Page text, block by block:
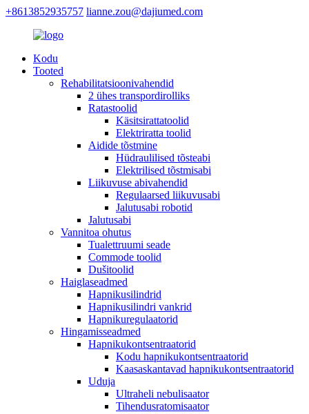
+8613852935757 lianne.zou@dajiumed.com
Kodu
Tooted
Rehabilitatsioonivahendid
2 ühes transpordirolliks
Ratastoolid
Käsitsirattatoolid
Elektriratta toolid
Aidide tõstmine
Hüdraulilised tõsteabi
Elektrilised tõstmisabi
Liikuvuse abivahendid
Regulaarsed liikuvusabi
Jalutusabi robotid
Jalutusabi
Vannitoa ohutus
Tualettruumi seade
Commode toolid
Dušitoolid
Haiglaseadmed
Hapnikusilindrid
Hapnikusilindri vankrid
Hapnikuregulaatorid
Hingamisseadmed
Hapnikukontsentraatorid
Kodu hapnikukontsentraatorid
Kaasaskantavad hapnikukontsentraatorid
Uduja
Ultraheli nebulisaator
Tihendusratomisaator